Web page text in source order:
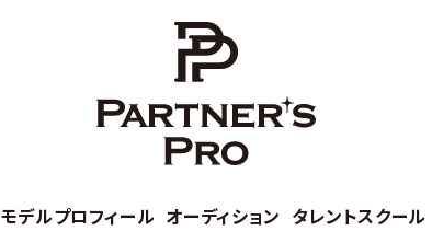
モデルプロフィール オーディション タレントスクール